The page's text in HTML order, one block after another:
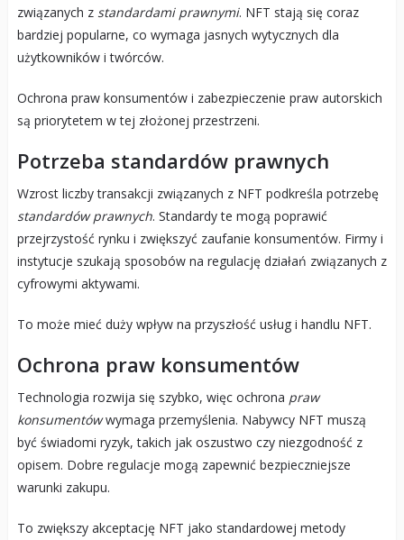
związanych z standardami prawnymi. NFT stają się coraz
bardziej popularne, co wymaga jasnych wytycznych dla
użytkowników i twórców.
Ochrona praw konsumentów i zabezpieczenie praw autorskich
są priorytetem w tej złożonej przestrzeni.
Potrzeba standardów prawnych
Wzrost liczby transakcji związanych z NFT podkreśla potrzebę
standardów prawnych. Standardy te mogą poprawić
przejrzystość rynku i zwiększyć zaufanie konsumentów. Firmy i
instytucje szukają sposobów na regulację działań związanych z
cyfrowymi aktywami.
To może mieć duży wpływ na przyszłość usług i handlu NFT.
Ochrona praw konsumentów
Technologia rozwija się szybko, więc ochrona praw
konsumentówwymaga przemyślenia. Nabywcy NFT muszą
być świadomi ryzyk, takich jak oszustwo czy niezgodność z
opisem. Dobre regulacje mogą zapewnić bezpieczniejsze
warunki zakupu.
To zwiększy akceptację NFT jako standardowej metody